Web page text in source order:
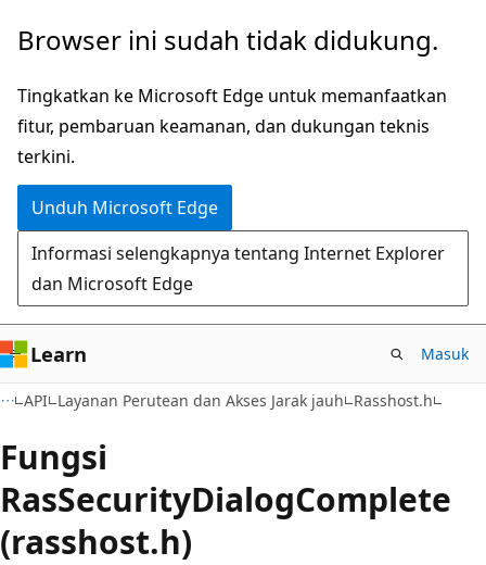
Lompati
konten
utama
Browser ini sudah tidak didukung.
Tingkatkan ke Microsoft Edge untuk memanfaatkan
fitur, pembaruan keamanan, dan dukungan teknis
terkini.
Unduh Microsoft Edge
Informasi selengkapnya tentang Internet Explorer
dan Microsoft Edge
Learn Masuk
API Layanan Perutean dan Akses Jarak jauh Rasshost.h
Fungsi
RasSecurityDialogComplete
(rasshost.h)